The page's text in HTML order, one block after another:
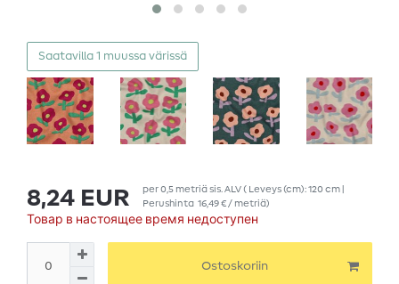
Saatavilla 1 muussa värissä
8,24 EUR per0,5 metriäsis. ALV( Leveys (cm): 120 cm |
Perushinta 16,49 € / metriä)
Товар в настоящее время недоступен
Ostoskoriin